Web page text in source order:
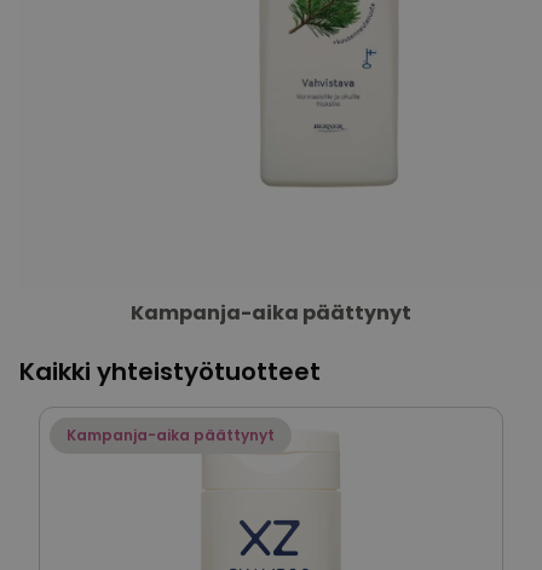
Kampanja-aika päättynyt
Kaikki yhteistyötuotteet
Kampanja-aika päättynyt